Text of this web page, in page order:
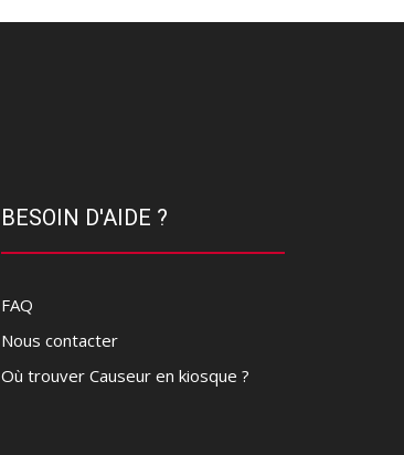
BESOIN D'AIDE ?
FAQ
Nous contacter
Où trouver Causeur en kiosque ?